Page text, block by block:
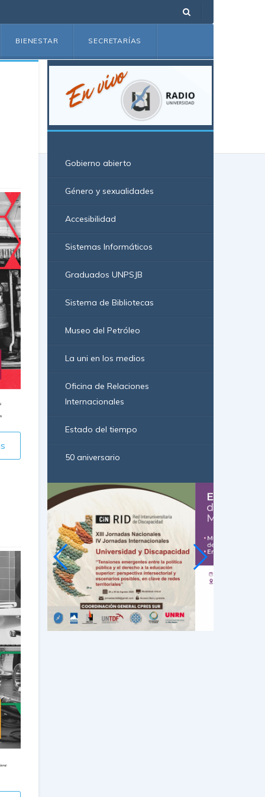
BIENESTAR SECRETARÍAS
Gobierno abierto
Género y sexualidades
Accesibilidad
Sistemas Informáticos
Graduados UNPSJB
Sistema de Bibliotecas
Museo del Petróleo
La uni en los medios
Oficina de Relaciones
Internacionales
Estado del tiempo
50 aniversario